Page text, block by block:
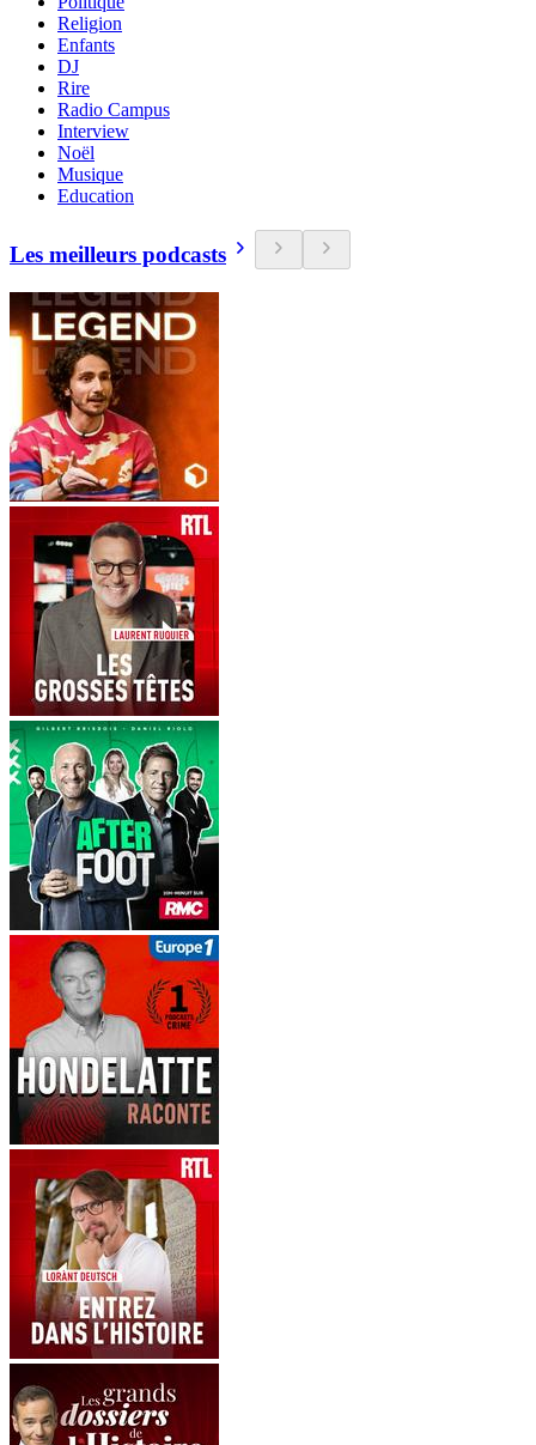
Religion
Enfants
DJ
Rire
Radio Campus
Interview
Noël
Musique
Education
Les meilleurs podcasts